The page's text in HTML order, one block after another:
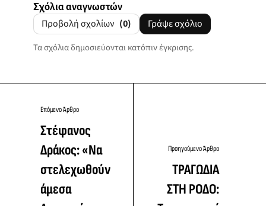
Σχόλια αναγνωστών
Προβολή σχολίων (0) Γράψε σχόλιο
Τα σχόλια δημοσιεύονται κατόπιν έγκρισης.
Επόμενο Άρθρο
Στέφανος
Δράκος: «Να
στελεχωθούν
άμεσα
Προηγούμενο Άρθρο
ΤΡΑΓΩΔΙΑ
ΣΤΗ ΡΟΔΟ: